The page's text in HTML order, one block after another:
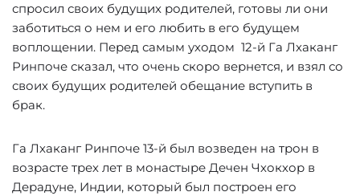
спросил своих будущих родителей, готовы ли они
заботиться о нем и его любить в его будущем
воплощении. Перед самым уходом 12-й Га Лхаканг
Ринпоче сказал, что очень скоро вернется, и взял со
своих будущих родителей обещание вступить в
брак.
Га Лхаканг Ринпоче 13-й был возведен на трон в
возрасте трех лет в монастыре Дечен Чхокхор в
Дерадуне, Индии, который был построен его